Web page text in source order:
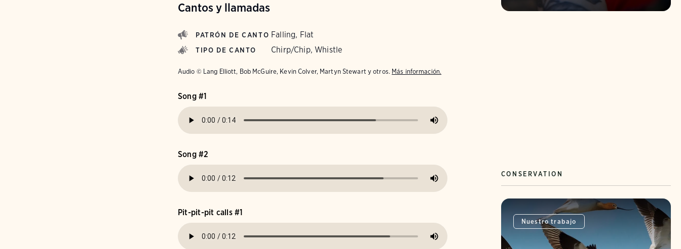
Cantos y llamadas
PATRÓN DE CANTO Falling, Flat
TIPO DE CANTO Chirp/Chip, Whistle
Audio © Lang Elliott, Bob McGuire, Kevin Colver, Martyn Stewart y otros. Más información.
Song #1
Song #2
Pit-pit-pit calls #1
CONSERVATION
Nuestro trabajo